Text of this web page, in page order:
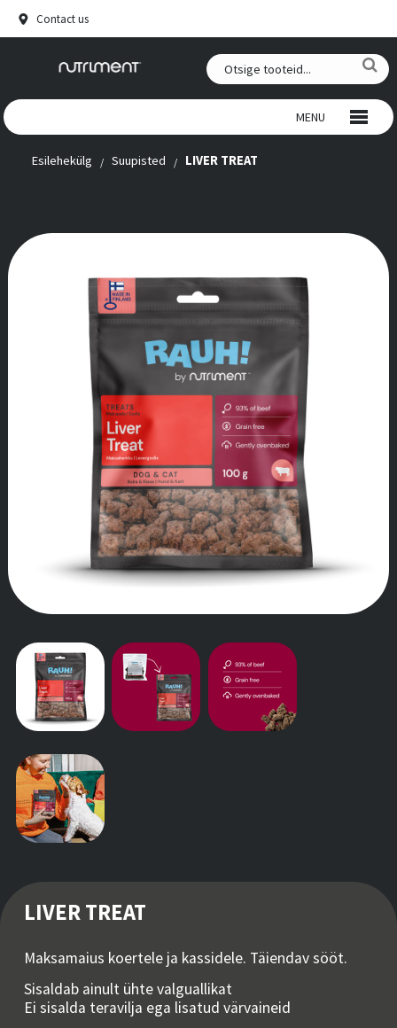
Contact us
MENU
PÕDRANAHAST NÄRIMISMAIUSED KOERTELE
Esilehekülg Suupisted LIVER TREAT
LIVER TREAT
Maksamaius koertele ja kassidele. Täiendav sööt.
Sisaldab ainult ühte valguallikat
Ei sisalda teravilja ega lisatud värvaineid